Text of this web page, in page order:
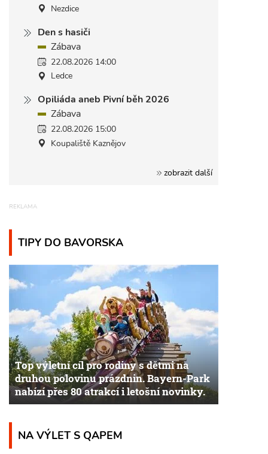
Nezdice
Den s hasiči
Zábava
22.08.2026 14:00
Ledce
Opiliáda aneb Pivní běh 2026
Zábava
22.08.2026 15:00
Koupaliště Kaznějov
zobrazit další
TIPY DO BAVORSKA
Top výletní cíl pro rodiny s dětmi na
druhou polovinu prázdnin. Bayern-Park
nabízí přes 80 atrakcí i letošní novinky.
NA VÝLET S QAPEM